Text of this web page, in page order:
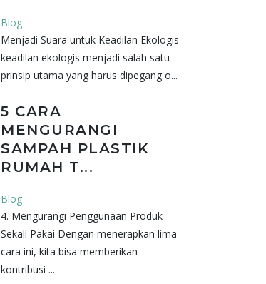
Blog
Menjadi Suara untuk Keadilan Ekologis
keadilan ekologis menjadi salah satu
prinsip utama yang harus dipegang o...
5 CARA
MENGURANGI
SAMPAH PLASTIK
RUMAH T...
Blog
4. Mengurangi Penggunaan Produk
Sekali Pakai Dengan menerapkan lima
cara ini, kita bisa memberikan
kontribusi ...